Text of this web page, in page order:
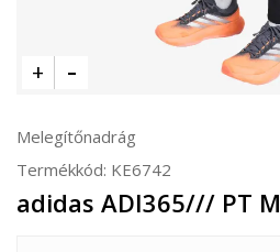
Melegítőnadrág
Termékkód: KE6742
adidas ADI365/// PT M